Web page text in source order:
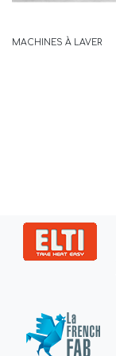
MACHINES À LAVER